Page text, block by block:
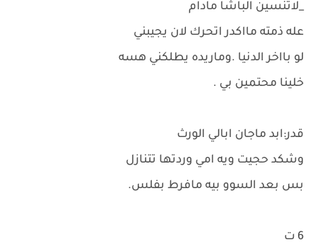
_لاتنسين الباشا مادام
عله ذمته مااكدر اتحرك لان يجيبني
لو بااخر الدنيا .وماريده يطلكني هسه
خلينا محتمين بي .
قدر:ابد ماجان ابالي الورث
وشكد حجيت ويه امي وردتها تتنازل
بس بعد السوو بيه مافرط بفلس.
6 ت